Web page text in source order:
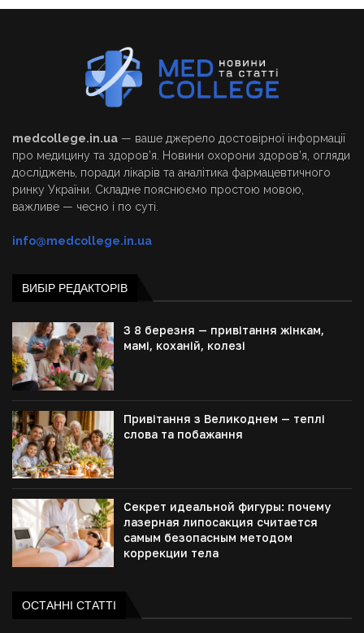
medcollege.in.ua — ваше джерело достовірної інформації
про медицину та здоров’я. Новини охорони здоров’я, огляди
досліджень, поради лікарів та аналітика фармацевтичного
ринку України. Складне пояснюємо простою мовою,
важливе — чесно і по суті.
info@medcollege.in.ua
ВИБІР РЕДАКТОРІВ
З 8 березня — привітання жінкам,
мамі, коханій, колезі
Привітання з Великоднем — теплі
слова та побажання
Секрет идеальной фигуры: почему
лазерная липосакция считается
самым безопасным методом
коррекции тела
ОСТАННІ СТАТТІ